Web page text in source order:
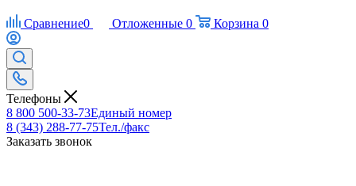
Сравнение0 Отложенные 0 Корзина 0
Телефоны
8 800 500-33-73Единый номер
8 (343) 288-77-75Тел./факс
Заказать звонок